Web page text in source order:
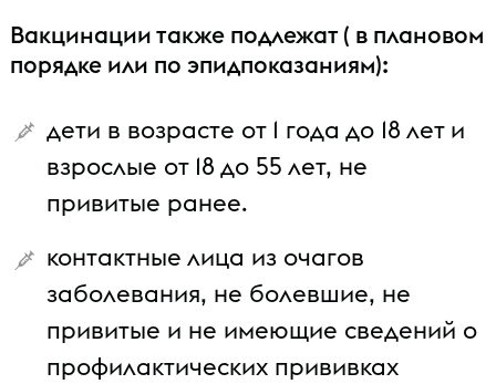
Вакцинации также подлежат ( в плановом
порядке или по эпидпоказаниям):
дети в возрасте от 1 года до 18 лет и
взрослые от 18 до 55 лет, не
привитые ранее.
контактные лица из очагов
заболевания, не болевшие, не
привитые и не имеющие сведений о
профилактических прививках